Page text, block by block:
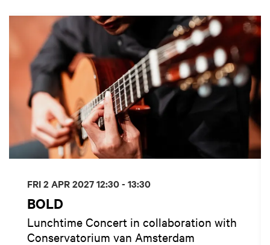
BOLD
Lunchtime Concert in collaboration with
Conservatorium van Amsterdam
FRI 2 APR 202712:30 - 13:30